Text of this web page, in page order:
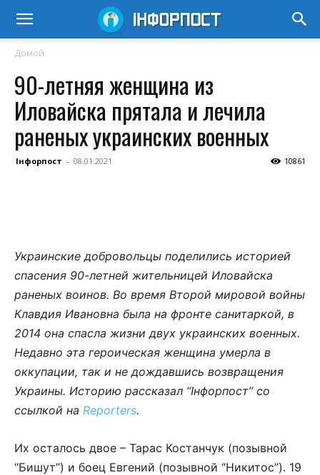
Домой
90-летняя женщина из
Иловайска прятала и лечила
раненых украинских военных
Інфорпост - 08.01.2021 10861
Украинские добровольцы поделились историей
спасения 90-летней жительницей Иловайска
раненых воинов. Во время Второй мировой войны
Клавдия Ивановна была на фронте санитаркой, в
2014 она спасла жизни двух украинских военных.
Недавно эта героическая женщина умерла в
оккупации, так и не дождавшись возвращения
Украины. Историю рассказал “Інфорпост” со
ссылкой на Reporters.
Их осталось двое – Тарас Костанчук (позывной
“Бишут”) и боец ​​Евгений (позывной “Никитос”). 19